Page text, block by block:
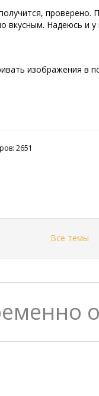
вкусным. Надеюсь и у
изображения в
2651
Все темы